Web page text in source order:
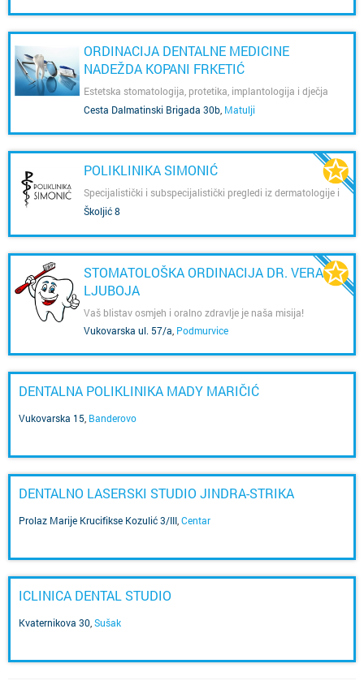
ORDINACIJA DENTALNE MEDICINE
NADEŽDA KOPANI FRKETIĆ
Estetska stomatologija, protetika, implantologija i dječja
stomatologija
Cesta Dalmatinski Brigada 30b Matulji
POLIKLINIKA SIMONIĆ
Specijalistički i subspecijalistički pregledi iz dermatologije i
venerologije, psihijatrije, interne medicine-reumatologije,
ortopedije i traumatologije te kliničke radiologije.
Školjić 8
STOMATOLOŠKA ORDINACIJA DR. VERA
LJUBOJA
Vaš blistav osmjeh i oralno zdravlje je naša misija!
Vukovarska ul. 57/a Podmurvice
DENTALNA POLIKLINIKA MADY MARIČIĆ
Vukovarska 15 Banderovo
DENTALNO LASERSKI STUDIO JINDRA-STRIKA
Prolaz Marije Krucifikse Kozulić 3/III Centar
ICLINICA DENTAL STUDIO
Kvaternikova 30 Sušak